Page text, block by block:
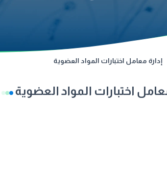
إدارة معامل اختبارات المواد العضوية
اختبارات المواد العضوية